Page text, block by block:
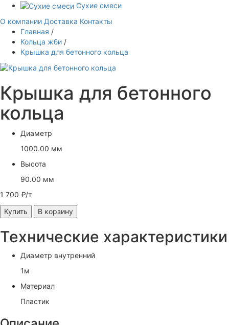
Сухие смеси
О компании Доставка Контакты
Главная /
Кольца жби /
Крышка для бетонного кольца
Крышка для бетонного
кольца
Диаметр
1000.00 мм
Высота
90.00 мм
1 700 ₽/т
Купить
В корзину
Технические характеристики
Диаметр внутренний
1м
Материал
Пластик